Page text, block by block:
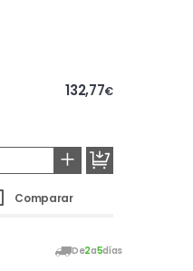
132,77€
+
Comparar
De2a5días